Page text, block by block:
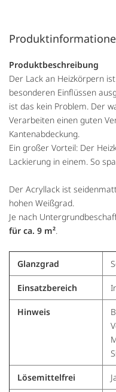
Produktbeschreibung
Der Lack an Heizkörpern
besonderen Einflüssen
ist das kein Problem. Der
Verarbeiten einen guten
Kantenabdeckung.
Ein großer Vorteil: Der
Lackierung in einem. So
Der Acryllack ist
hohen Weißgrad.
Je nach
für ca. 9 m².
Glanzgrad
Einsatzbereich
Hinweis
Lösemittelfrei